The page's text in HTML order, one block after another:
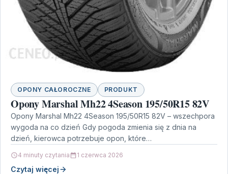
OPONY CAŁOROCZNE PRODUKT
Opony Marshal Mh22 4Season 195/50R15 82V
Opony Marshal Mh22 4Season 195/50R15 82V – wszechpora
wygoda na co dzień Gdy pogoda zmienia się z dnia na
dzień, kierowca potrzebuje opon, które…
4 minuty czytania 1 czerwca 2026
Czytaj więcej